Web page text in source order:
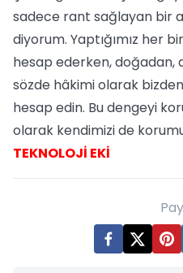
sadece rant sağlayan bir
diyorum. Yaptığımız her
hesap ederken, doğadan,
sözde hâkimi olarak
hesap edin. Bu dengeyi
olarak kendimizi de
TEKNOLOJİ EKİ